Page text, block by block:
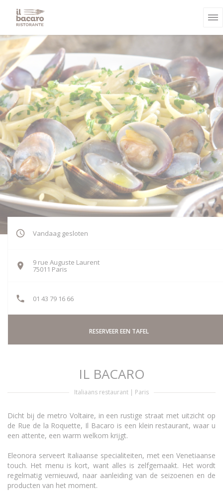
Vandaag gesloten
9 rue Auguste Laurent
75011 Paris
01 43 79 16 66
RESERVEER EEN TAFEL
IL BACARO
Italiaans restaurant | Paris
Dicht bij de metro Voltaire, in een rustige straat met uitzicht op
de Rue de la Roquette, Il Bacaro is een klein restaurant, waar u
een attente, een warm welkom krijgt.
Eleonora serveert Italiaanse specialiteiten, met een Venetiaanse
touch. Het menu is kort, want alles is zelfgemaakt. Het wordt
regelmatig vernieuwd, naar aanleiding van de seizoenen en de
producten van het moment.